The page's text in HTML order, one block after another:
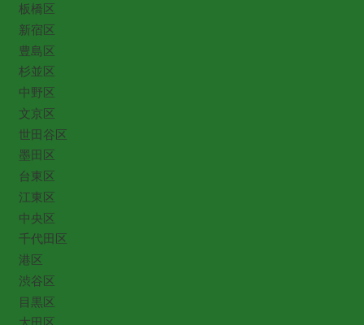
板橋区
新宿区
豊島区
杉並区
中野区
文京区
世田谷区
墨田区
台東区
江東区
中央区
千代田区
港区
渋谷区
目黒区